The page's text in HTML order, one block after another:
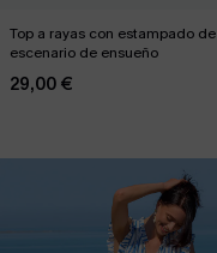
Top a rayas con estampado de
escenario de ensueño
29,00 €